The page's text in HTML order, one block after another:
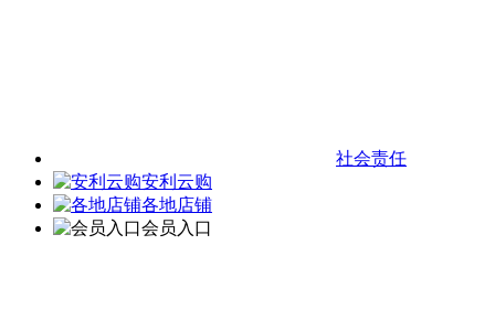
社会责任
安利云购
各地店铺
会员入口